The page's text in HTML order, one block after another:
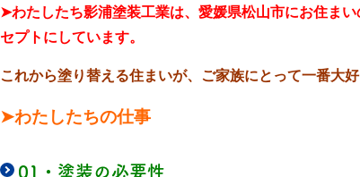
➤わたしたち影浦塗装工業は、愛媛県松山市にお住まい
セプトにしています。
これから塗り替える住まいが、ご家族にとって一番大
➤わたしたちの仕事
01・ 塗装の必要性